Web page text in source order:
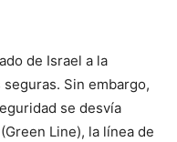
de Israel a la
Sin embargo,
se desvía
Line), la línea de